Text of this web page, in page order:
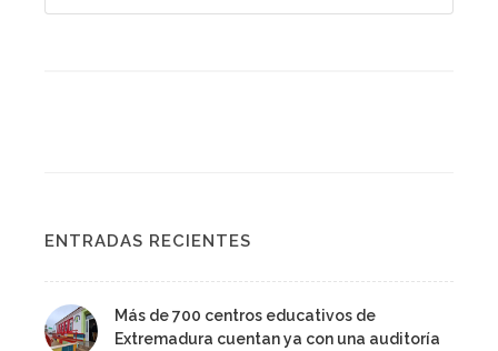
ENTRADAS RECIENTES
Más de 700 centros educativos de
Extremadura cuentan ya con una auditoría